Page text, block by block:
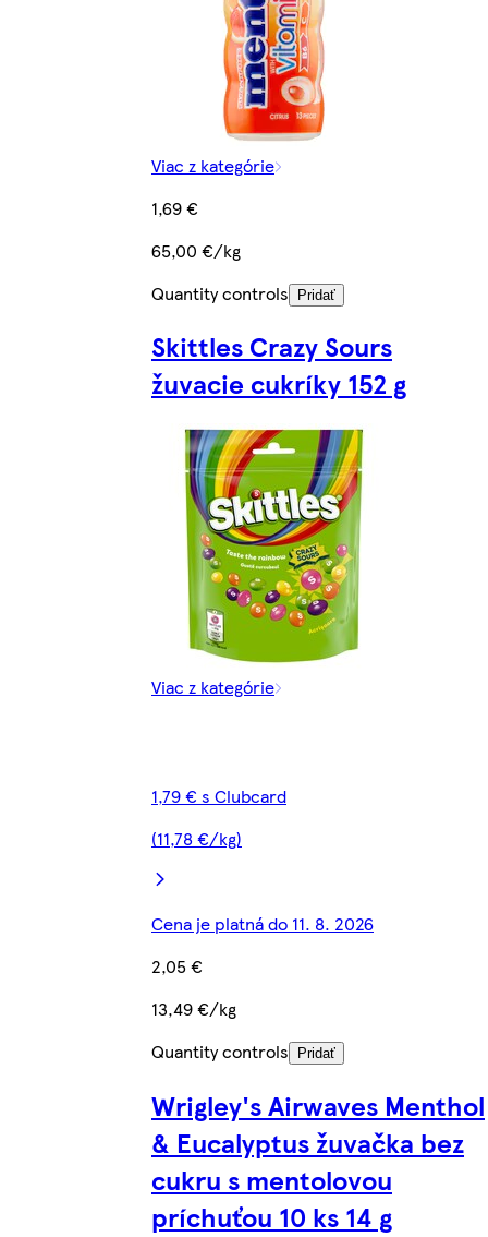
Viac z kategórie
1,69 €
65,00 €/kg
Quantity controls
Pridať
Skittles Crazy Sours
žuvacie cukríky 152 g
Viac z kategórie
1,79 € s Clubcard
(11,78 €/kg)
Cena je platná do 11. 8. 2026
2,05 €
13,49 €/kg
Quantity controls
Pridať
Wrigley's Airwaves Menthol
& Eucalyptus žuvačka bez
cukru s mentolovou
príchuťou 10 ks 14 g